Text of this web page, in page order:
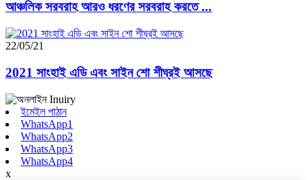
আঞ্চলিক সরবরাহ আরও ধরণের সরবরাহ করতে ...
22/05/21
2021 সাংহাই এডি এবং সাইন শো শীঘ্রই আসছে
ইমেইল পাঠান
WhatsApp1
WhatsApp2
WhatsApp3
WhatsApp4
x